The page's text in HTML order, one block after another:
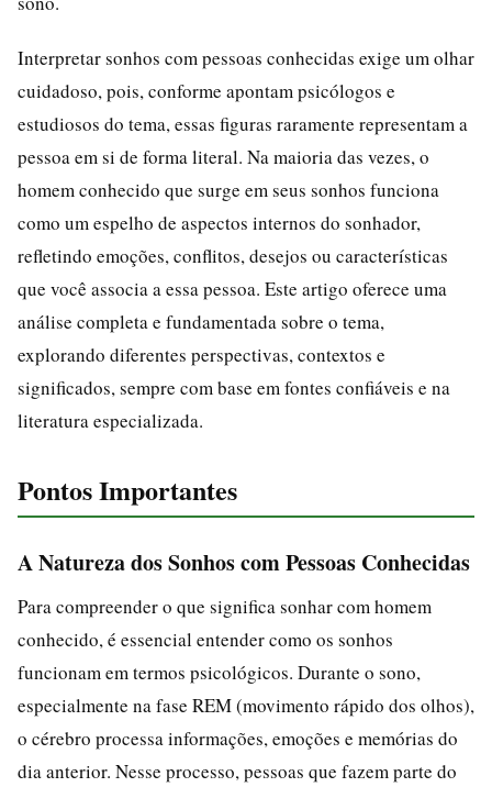
Interpretar sonhos com pessoas conhecidas exige um olhar
cuidadoso, pois, conforme apontam psicólogos e
estudiosos do tema, essas figuras raramente representam a
pessoa em si de forma literal. Na maioria das vezes, o
homem conhecido que surge em seus sonhos funciona
como um espelho de aspectos internos do sonhador,
refletindo emoções, conflitos, desejos ou características
que você associa a essa pessoa. Este artigo oferece uma
análise completa e fundamentada sobre o tema,
explorando diferentes perspectivas, contextos e
significados, sempre com base em fontes confiáveis e na
literatura especializada.
Pontos Importantes
A Natureza dos Sonhos com Pessoas Conhecidas
Para compreender o que significa sonhar com homem
conhecido, é essencial entender como os sonhos
funcionam em termos psicológicos. Durante o sono,
especialmente na fase REM (movimento rápido dos olhos),
o cérebro processa informações, emoções e memórias do
dia anterior. Nesse processo, pessoas que fazem parte do